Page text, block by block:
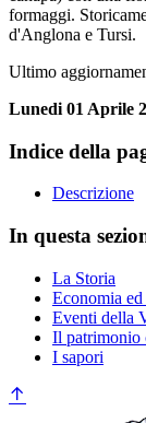
formaggi.
d'Anglona e Tursi.
Ultimo
Lunedi 01 Aprile
Indice della
Descrizione
In questa
La Storia
Economia
Eventi della
Il patrimonio
I sapori